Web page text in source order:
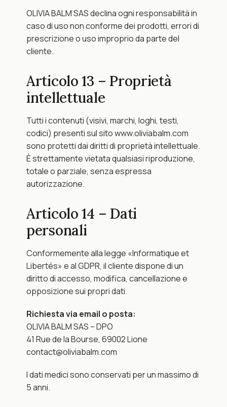
OLIVIA BALM SAS declina ogni responsabilità in
caso di uso non conforme dei prodotti, errori di
prescrizione o uso improprio da parte del
cliente.
Articolo 13 – Proprietà
intellettuale
Tutti i contenuti (visivi, marchi, loghi, testi,
codici) presenti sul sito www.oliviabalm.com
sono protetti dai diritti di proprietà intellettuale.
È strettamente vietata qualsiasi riproduzione,
totale o parziale, senza espressa
autorizzazione.
Articolo 14 – Dati
personali
Conformemente alla legge «Informatique et
Libertés» e al GDPR, il cliente dispone di un
diritto di accesso, modifica, cancellazione e
opposizione sui propri dati.
Richiesta via email o posta:
OLIVIA BALM SAS – DPO
41 Rue de la Bourse, 69002 Lione
contact@oliviabalm.com
I dati medici sono conservati per un massimo di
5 anni.